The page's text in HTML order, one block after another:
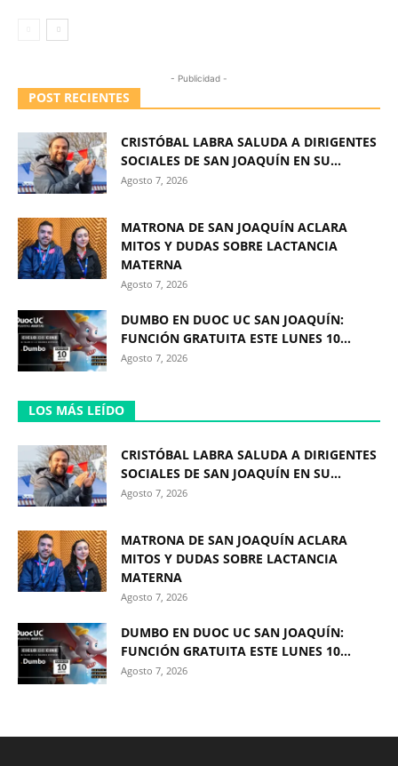
- Publicidad -
POST RECIENTES
CRISTÓBAL LABRA SALUDA A DIRIGENTES
SOCIALES DE SAN JOAQUÍN EN SU...
Agosto 7, 2026
MATRONA DE SAN JOAQUÍN ACLARA
MITOS Y DUDAS SOBRE LACTANCIA
MATERNA
Agosto 7, 2026
DUMBO EN DUOC UC SAN JOAQUÍN:
FUNCIÓN GRATUITA ESTE LUNES 10...
Agosto 7, 2026
LOS MÁS LEÍDO
CRISTÓBAL LABRA SALUDA A DIRIGENTES
SOCIALES DE SAN JOAQUÍN EN SU...
Agosto 7, 2026
MATRONA DE SAN JOAQUÍN ACLARA
MITOS Y DUDAS SOBRE LACTANCIA
MATERNA
Agosto 7, 2026
DUMBO EN DUOC UC SAN JOAQUÍN:
FUNCIÓN GRATUITA ESTE LUNES 10...
Agosto 7, 2026